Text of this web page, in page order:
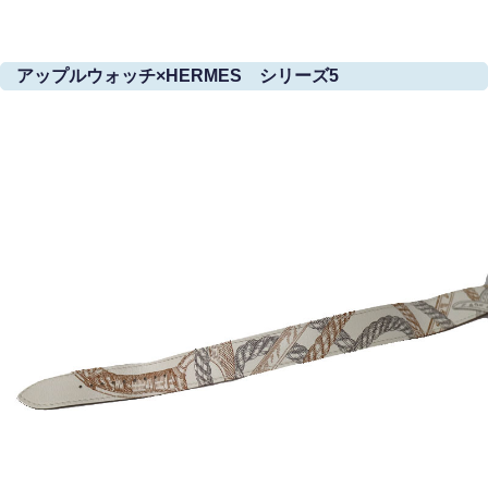
アップルウォッチ×HERMES シリーズ5